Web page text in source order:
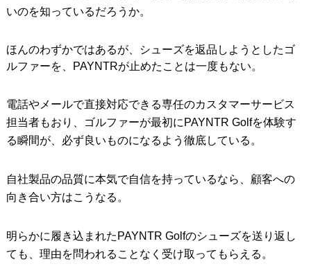
いのを知っているだろうか。
ほんのわずかではあるが、シューズを返品しようとしたゴ
ルファーを、PAYNTRが止めたことは一度もない。
電話やメールで直接対応できる専任のカスタマーサービス
担当者もおり、ゴルファーが最初にPAYNTR Golfを体験す
る瞬間が、必ず良いものになるよう徹底している。
自社製品の品質に本気で自信を持っているなら、顧客への
向き合い方はこうなる。
明らかに履き込まれたPAYNTR Golfのシューズを送り返し
ても、理由を問われることなく受け取ってもらえる。